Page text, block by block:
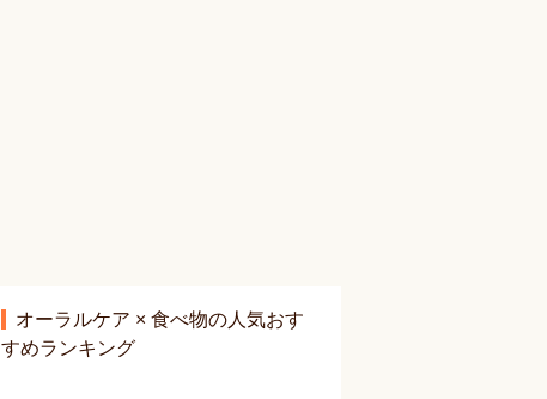
オーラルケア × 食べ物の人気おす
すめランキング